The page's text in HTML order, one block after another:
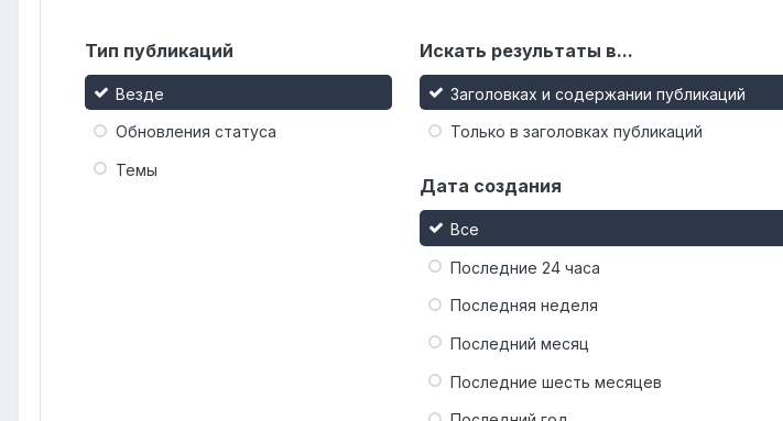
Тип публикаций
Везде
Обновления статуса
Темы
Искать результаты в...
Заголовках и содержании публикаций
Только в заголовках публикаций
Дата создания
Все
Последние 24 часа
Последняя неделя
Последний месяц
Последние шесть месяцев